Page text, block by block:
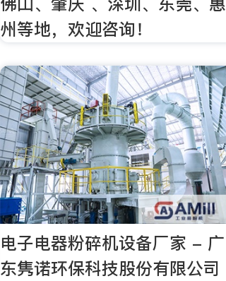
州等地，欢迎咨询！
电子电器粉碎机设备厂家 - 广
东隽诺环保科技股份有限公司